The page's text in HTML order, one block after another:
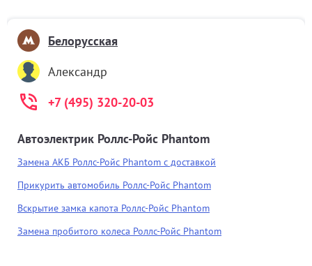
Белорусская
Александр
+7 (495) 320-20-03
Автоэлектрик Роллс-Ройс Phantom
Замена АКБ Роллс-Ройс Phantom с доставкой
Прикурить автомобиль Роллс-Ройс Phantom
Вскрытие замка капота Роллс-Ройс Phantom
Замена пробитого колеса Роллс-Ройс Phantom